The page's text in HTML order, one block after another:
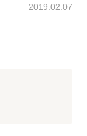
2019.02.07